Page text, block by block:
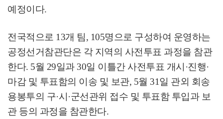
예정이다.
전국적으로 13개 팀, 105명으로 구성하여 운영하는
공정선거참관단은 각 지역의 사전투표 과정을 참관
한다. 5월 29일과 30일 이틀간 사전투표 개시 ·진행·
마감 및 투표함의 이송 및 보관, 5월 31일 관외 회송
용봉투의 구·시·군선관위 접수 및 투표함 투입과 보
관 등의 과정을 참관한다.